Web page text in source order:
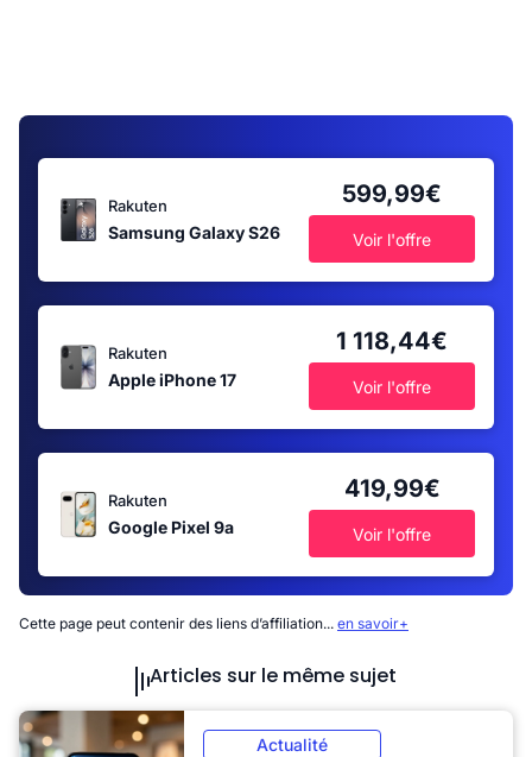
Rakuten
Samsung Galaxy S26
599,99€
Voir l'offre
Rakuten
Apple iPhone 17
1 118,44€
Voir l'offre
Rakuten
Google Pixel 9a
419,99€
Voir l'offre
Cette page peut contenir des liens d’affiliation... en savoir+
Articles sur le même sujet
Actualité